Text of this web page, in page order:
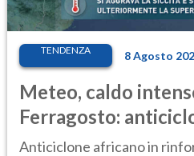
TENDENZA 8 Agosto
Meteo, caldo
Ferragosto:
ancora
Anticiclone africano in